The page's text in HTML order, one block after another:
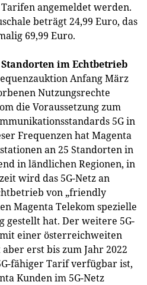
angemeldet werden.
beträgt 24,99 Euro, das
69,99 Euro.
Standorten im Echtbetrieb
Anfang März
Nutzungsrechte
die Voraussetzung zum
5G in
Frequenzen hat Magenta
an 25 Standorten in
in ländlichen Regionen, in
wird das 5G-Netz an
von „friendly
Magenta Telekom spezielle
gestellt hat. Der weitere 5G-
einer österreichweiten
erst bis zum Jahr 2022
fähiger Tarif verfügbar ist,
Kunden im 5G-Netz